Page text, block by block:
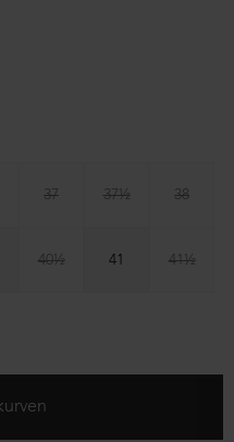
37 37½ 38
40½ 41 41½